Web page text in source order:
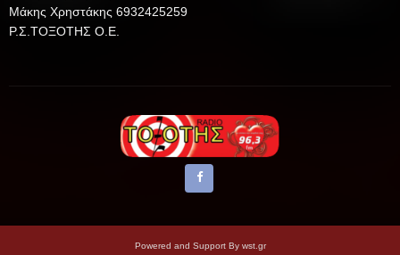
Μάκης Χρηστάκης 6932425259
Ρ.Σ.ΤΟΞΟΤΗΣ Ο.Ε.
Powered and Support By wst.gr